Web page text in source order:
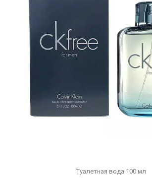
Туалетная вода 100 мл